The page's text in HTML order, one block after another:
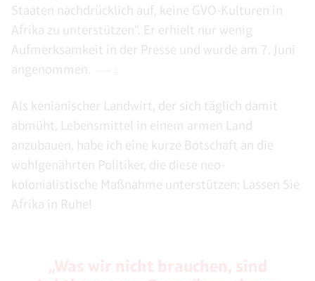
Staaten nachdrücklich auf, keine GVO-Kulturen in
Afrika zu unterstützen“. Er erhielt nur wenig
Aufmerksamkeit in der Presse und wurde am 7. Juni
angenommen.
Als kenianischer Landwirt, der sich täglich damit
abmüht, Lebensmittel in einem armen Land
anzubauen, habe ich eine kurze Botschaft an die
wohlgenährten Politiker, die diese neo-
kolonialistische Maßnahme unterstützen: Lassen Sie
Afrika in Ruhe!